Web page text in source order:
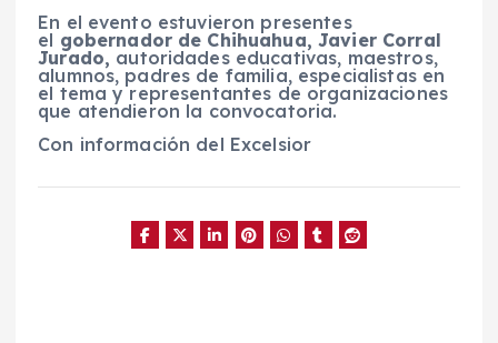
En el evento estuvieron presentes
el gobernador de Chihuahua, Javier Corral
Jurado, autoridades educativas, maestros,
alumnos, padres de familia, especialistas en
el tema y representantes de organizaciones
que atendieron la convocatoria.
Con información del Excelsior